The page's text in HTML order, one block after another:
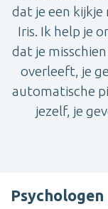
dat je een
Iris. Ik help je
dat je
overleeft, je
automatische
jezelf, je